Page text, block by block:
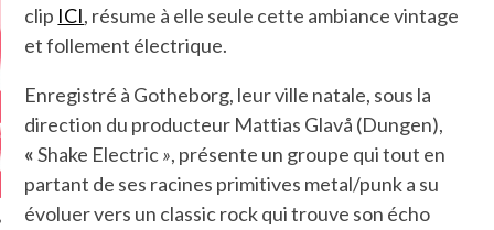
clip ICI, résume à elle seule cette ambiance vintage
et follement électrique.
Enregistré à Gotheborg, leur ville natale, sous la
direction du producteur Mattias Glavå (Dungen),
«Shake Electric», présente un groupe qui tout en
partant de ses racines primitives metal/punk a su
évoluer vers un classic rock qui trouve son écho